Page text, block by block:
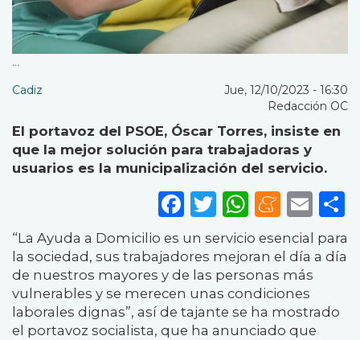
...
Cadiz
Jue, 12/10/2023 - 16:30
Redacción OC
El portavoz del PSOE, Óscar Torres, insiste en
que la mejor solución para trabajadoras y
usuarios es la municipalización del servicio.
Facebook
Twitter
“La Ayuda a Domicilio es un servicio esencial para
la sociedad, sus trabajadores mejoran el día a día
de nuestros mayores y de las personas más
vulnerables y se merecen unas condiciones
laborales dignas”, así de tajante se ha mostrado
el portavoz socialista, que ha anunciado que